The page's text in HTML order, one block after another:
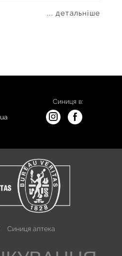
... детальніше
Синиця в:
Синиця аптека